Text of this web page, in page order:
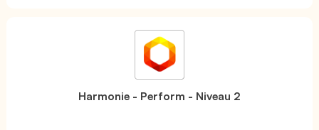
Harmonie - Perform - Niveau 2